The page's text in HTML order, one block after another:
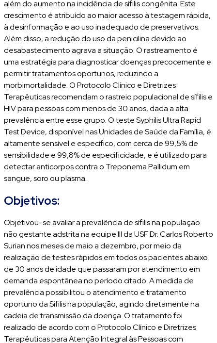
além do aumento na incidência de sífilis congênita. Este
crescimento é atribuído ao maior acesso à testagem rápida,
à desinformação e ao uso inadequado de preservativos.
Além disso, a redução do uso da penicilina devido ao
desabastecimento agrava a situação. O rastreamento é
uma estratégia para diagnosticar doenças precocemente e
permitir tratamentos oportunos, reduzindo a
morbimortalidade. O Protocolo Clínico e Diretrizes
Terapêuticas recomendam o rastreio populacional de sífilis e
HIV para pessoas com menos de 30 anos, dada a alta
prevalência entre esse grupo. O teste Syphilis Ultra Rapid
Test Device, disponível nas Unidades de Saúde da Família, é
altamente sensível e específico, com cerca de 99,5% de
sensibilidade e 99,8% de especificidade, e é utilizado para
detectar anticorpos contra o Treponema Pallidum em
sangue, soro ou plasma.
Objetivos:
Objetivou-se avaliar a prevalência de sífilis na população
não gestante adstrita na equipe III da USF Dr. Carlos Roberto
Surian nos meses de maio a dezembro, por meio da
realização de testes rápidos em todos os pacientes abaixo
de 30 anos de idade que passaram por atendimento em
demanda espontânea no período citado. A medida de
prevalência possibilitou o atendimento e tratamento
oportuno da Sífilis na população, agindo diretamente na
cadeia de transmissão da doença. O tratamento foi
realizado de acordo com o Protocolo Clínico e Diretrizes
Terapêuticas para Atenção Integral às Pessoas com